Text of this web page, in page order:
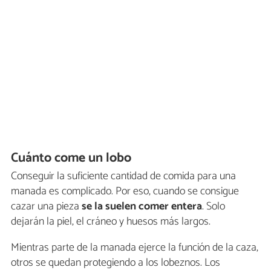
Cuánto come un lobo
Conseguir la suficiente cantidad de comida para una
manada es complicado. Por eso, cuando se consigue
cazar una piezase la suelen comer entera. Solo
dejarán la piel, el cráneo y huesos más largos.
Mientras parte de la manada ejerce la función de la caza,
otros se quedan protegiendo a los lobeznos. Los